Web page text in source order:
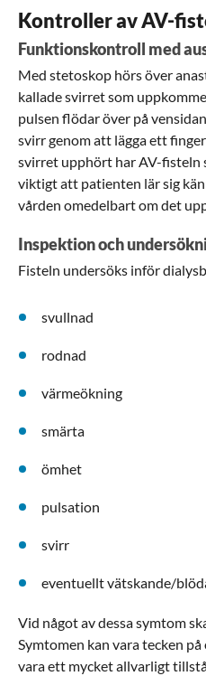
Kontroller av AV-
Funktionskontroll med
Med stetoskop hörs över
kallade svirret som
pulsen flödar över på
svirr genom att lägga ett
svirret upphört har AV-fisteln
viktigt att patienten lär sig
vården omedelbart om det
Inspektion och
Fisteln undersöks inför
svullnad
rodnad
värmeökning
smärta
ömhet
pulsation
svirr
eventuellt vätskande/
Vid något av dessa symtom
Symtomen kan vara tecken
vara ett mycket allvarligt